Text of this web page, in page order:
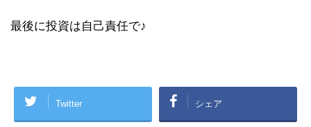
最後に投資は自己責任で♪
Twitter シェア